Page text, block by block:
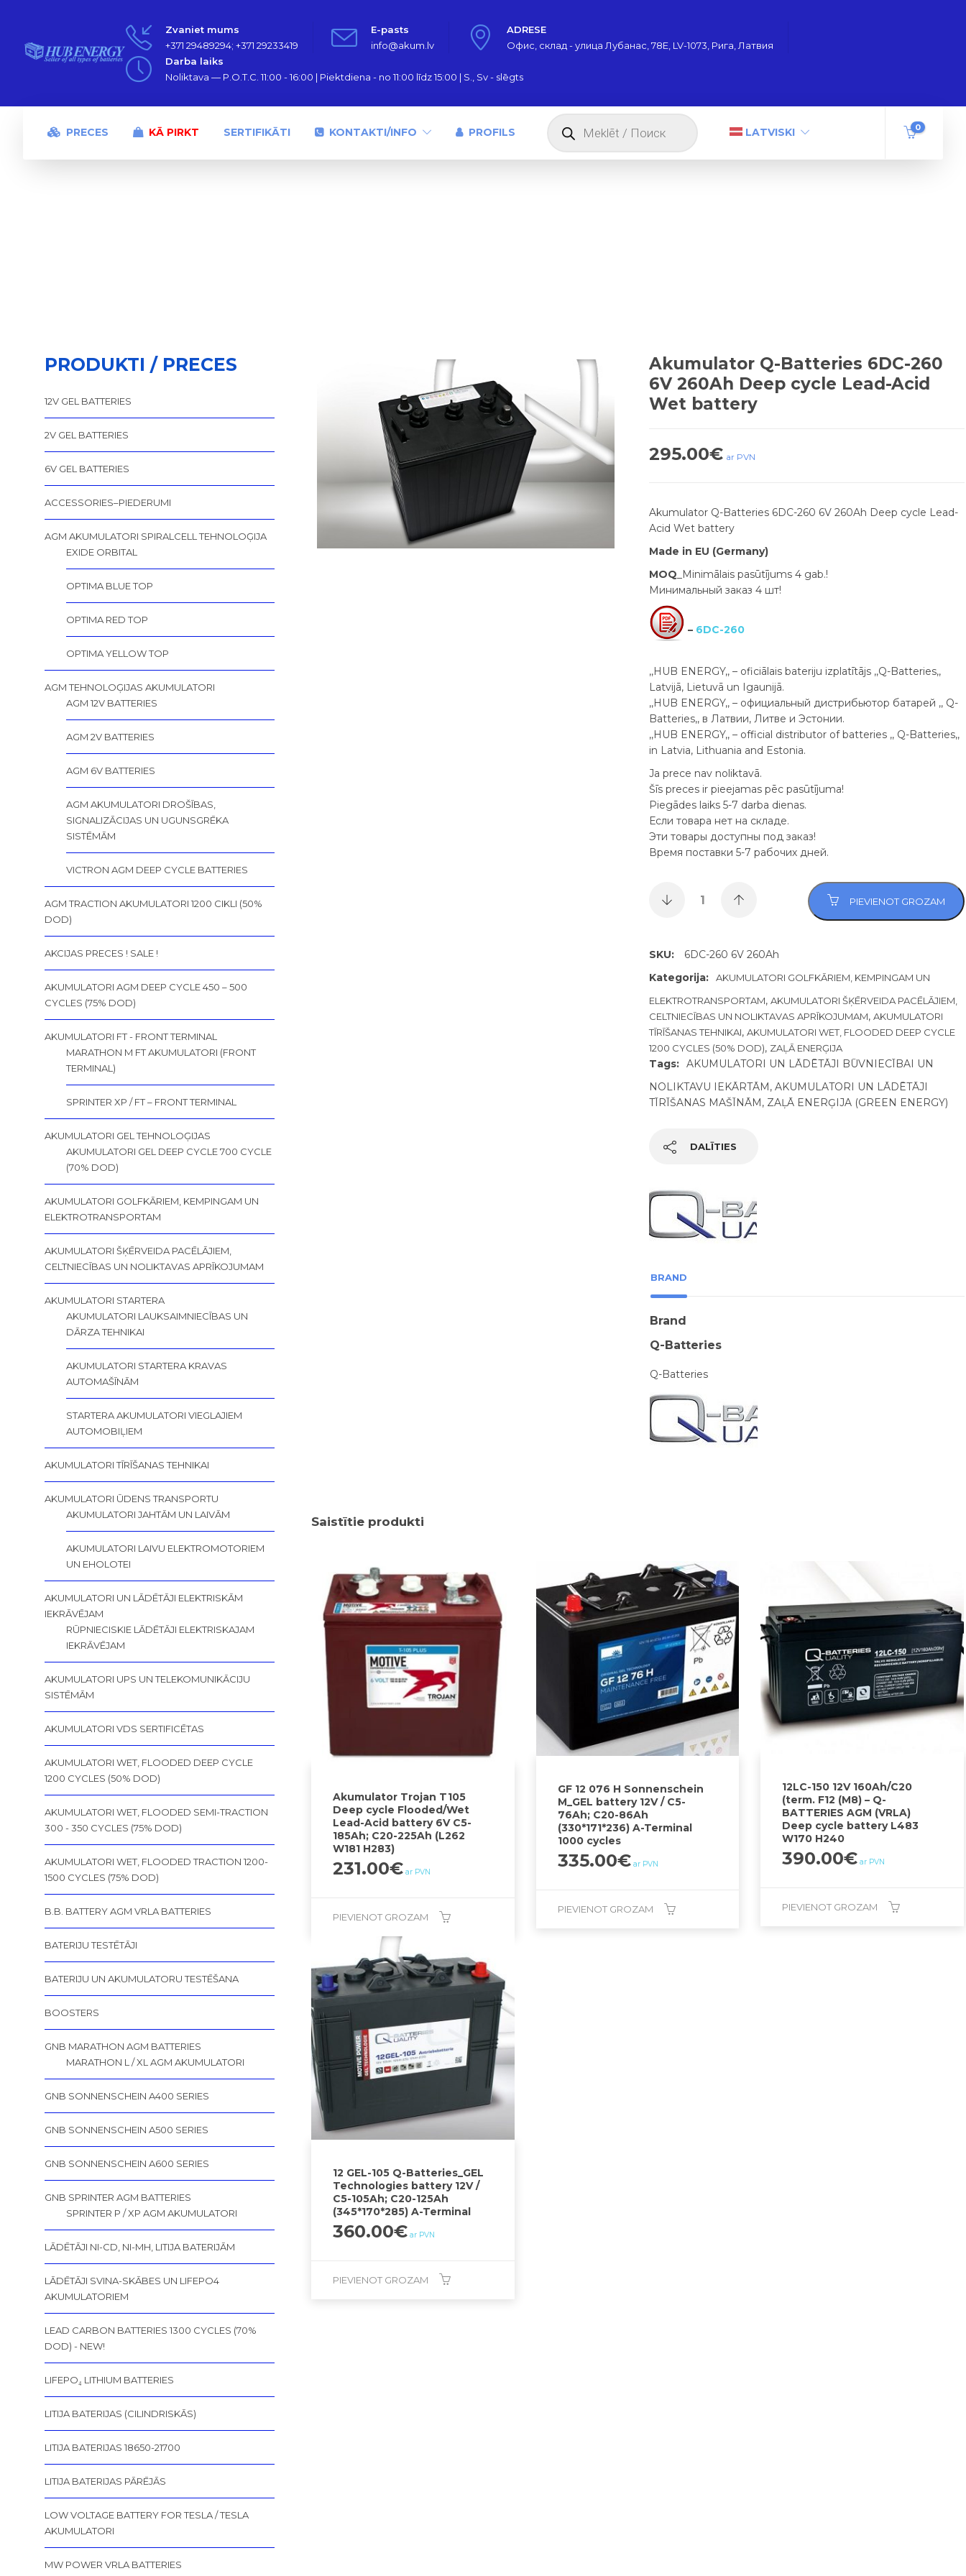
Zvaniet mums
+371 29489294; +371 29233419
E-pasts
info@akum.lv
ADRESE
Офис, склад - улица Лубанас, 78Е, LV-1073, Рига, Латвия
Darba laiks
Noliktava — P.O.T.C. 11:00 - 16:00 | Piektdiena - no 11:00 līdz 15:00 | S., Sv - slēgts
PRECES KĀ PIRKT SERTIFIKĀTI KONTAKTI/INFO PROFILS
Products
search LATVISKI 0
Akumulator Q-Batteries 6DC-260
6V 260Ah Deep cycle Lead-Acid
Wet battery
295.00€ ar PVN
Akumulator Q-Batteries 6DC-260 6V 260Ah Deep cycle Lead-
Acid Wet battery
Made in EU (Germany)
MOQ _Minimālais pasūtījums 4 gab.!
Минимальный заказ 4 шт!
– 6DC-260
,,HUB ENERGY,, – oficiālais bateriju izplatītājs ,,Q-Batteries,,
Latvijā, Lietuvā un Igaunijā.
,,HUB ENERGY,, – официальный дистрибьютор батарей ,, Q-
Batteries,, в Латвии, Литве и Эстонии.
,,HUB ENERGY,, – official distributor of batteries ,, Q-Batteries,,
in Latvia, Lithuania and Estonia.
Ja prece nav noliktavā.
Šīs preces ir pieejamas pēc pasūtījuma!
Piegādes laiks 5-7 darba dienas.
Если товара нет на складе.
Эти товары доступны под заказ!
Время поставки 5-7 рабочих дней.
PIEVIENOT GROZAM
SKU:
6DC-260 6V 260Ah
Kategorija:
AKUMULATORI GOLFKĀRIEM, KEMPINGAM UN
ELEKTROTRANSPORTAM, AKUMULATORI ŠĶĒRVEIDA PACĒLĀJIEM,
CELTNIECĪBAS UN NOLIKTAVAS APRĪKOJUMAM, AKUMULATORI
TĪRĪŠANAS TEHNIKAI, AKUMULATORI WET, FLOODED DEEP CYCLE
1200 CYCLES (50% DOD), ZAĻĀ ENERĢIJA
Tags: AKUMULATORI UN LĀDĒTĀJI BŪVNIECĪBAI UN
NOLIKTAVU IEKĀRTĀM, AKUMULATORI UN LĀDĒTĀJI
TĪRĪŠANAS MAŠĪNĀM, ZAĻĀ ENERĢIJA (GREEN ENERGY)
DALĪTIES
BRAND
Brand
Q-Batteries
Q-Batteries
Saistītie produkti
Akumulator Trojan T105
Deep cycle Flooded/Wet
Lead-Acid battery 6V C5-
185Ah; C20-225Ah (L262
W181 H283)
231.00€ ar PVN
PIEVIENOT GROZAM
GF 12 076 H Sonnenschein
M_GEL battery 12V / C5-
76Ah; C20-86Ah
(330*171*236) A-Terminal
1000 cycles
335.00€ ar PVN
PIEVIENOT GROZAM
12LC-150 12V 160Ah/C20
(term. F12 (M8) – Q-
BATTERIES AGM (VRLA)
Deep cycle battery L483
W170 H240
390.00€ ar PVN
PIEVIENOT GROZAM
12 GEL-105 Q-Batteries_GEL
Technologies battery 12V /
C5-105Ah; C20-125Ah
(345*170*285) A-Terminal
360.00€ ar PVN
PIEVIENOT GROZAM
PRODUKTI / PRECES
12V GEL BATTERIES
2V GEL BATTERIES
6V GEL BATTERIES
ACCESSORIES–PIEDERUMI
AGM AKUMULATORI SPIRALCELL TEHNOLOĢIJA
EXIDE ORBITAL
OPTIMA BLUE TOP
OPTIMA RED TOP
OPTIMA YELLOW TOP
AGM TEHNOLOĢIJAS AKUMULATORI
AGM 12V BATTERIES
AGM 2V BATTERIES
AGM 6V BATTERIES
AGM AKUMULATORI DROŠĪBAS,
SIGNALIZĀCIJAS UN UGUNSGRĒKA
SISTĒMĀM
VICTRON AGM DEEP CYCLE BATTERIES
AGM TRACTION AKUMULATORI 1200 CIKLI (50%
DOD)
AKCIJAS PRECES ! SALE !
AKUMULATORI AGM DEEP CYCLE 450 – 500
CYCLES (75% DOD)
AKUMULATORI FT - FRONT TERMINAL
MARATHON M FT AKUMULATORI (FRONT
TERMINAL)
SPRINTER XP / FT – FRONT TERMINAL
AKUMULATORI GEL TEHNOLOĢIJAS
AKUMULATORI GEL DEEP CYCLE 700 CYCLE
(70% DOD)
AKUMULATORI GOLFKĀRIEM, KEMPINGAM UN
ELEKTROTRANSPORTAM
AKUMULATORI ŠĶĒRVEIDA PACĒLĀJIEM,
CELTNIECĪBAS UN NOLIKTAVAS APRĪKOJUMAM
AKUMULATORI STARTERA
AKUMULATORI LAUKSAIMNIECĪBAS UN
DĀRZA TEHNIKAI
AKUMULATORI STARTERA KRAVAS
AUTOMAŠĪNĀM
STARTERA AKUMULATORI VIEGLAJIEM
AUTOMOBIĻIEM
AKUMULATORI TĪRĪŠANAS TEHNIKAI
AKUMULATORI ŪDENS TRANSPORTU
AKUMULATORI JAHTĀM UN LAIVĀM
AKUMULATORI LAIVU ELEKTROMOTORIEM
UN EHOLOTEI
AKUMULATORI UN LĀDĒTĀJI ELEKTRISKĀM
IEKRĀVĒJAM
RŪPNIECISKIE LĀDĒTĀJI ELEKTRISKAJAM
IEKRĀVĒJAM
AKUMULATORI UPS UN TELEKOMUNIKĀCIJU
SISTĒMĀM
AKUMULATORI VDS SERTIFICĒTAS
AKUMULATORI WET, FLOODED DEEP CYCLE
1200 CYCLES (50% DOD)
AKUMULATORI WET, FLOODED SEMI-TRACTION
300 - 350 CYCLES (75% DOD)
AKUMULATORI WET, FLOODED TRACTION 1200-
1500 CYCLES (75% DOD)
B.B. BATTERY AGM VRLA BATTERIES
BATERIJU TESTĒTĀJI
BATERIJU UN AKUMULATORU TESTĒŠANA
BOOSTERS
GNB MARATHON AGM BATTERIES
MARATHON L / XL AGM AKUMULATORI
GNB SONNENSCHEIN A400 SERIES
GNB SONNENSCHEIN A500 SERIES
GNB SONNENSCHEIN A600 SERIES
GNB SPRINTER AGM BATTERIES
SPRINTER P / XP AGM AKUMULATORI
LĀDĒTĀJI NI-CD, NI-MH, LITIJA BATERIJĀM
LĀDĒTĀJI SVINA-SKĀBES UN LIFEPO4
AKUMULATORIEM
LEAD CARBON BATTERIES 1300 CYCLES (70%
DOD) - NEW!
LIFEPO₄ LITHIUM BATTERIES
LITIJA BATERIJAS (CILINDRISKĀS)
LITIJA BATERIJAS 18650-21700
LITIJA BATERIJAS PĀRĒJĀS
LOW VOLTAGE BATTERY FOR TESLA / TESLA
AKUMULATORI
MW POWER VRLA BATTERIES